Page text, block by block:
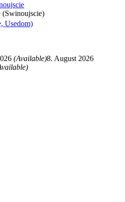
Usedom)
(Available)8. August 2026